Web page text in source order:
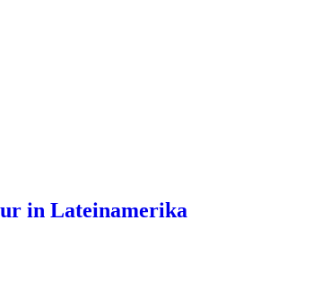
in Lateinamerika